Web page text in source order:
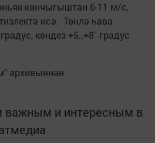
көнчыгыштан 6-11 м/с,
исә. Төнлә һава
көндез +5..+8˚ градус
архивыннан
важным и интересным в